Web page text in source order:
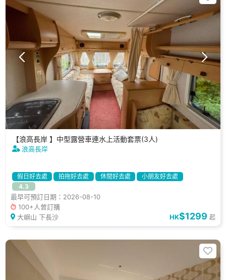
【浪高長岸 】中型露營車連水上活動套票(3人)
浪高長岸
假日好去處 拍拖好去處 休閒好去處
小朋友好去處
可帶寵物
4.3
最早可預訂日期：2026-08-10
100+人曾訂購
大嶼山 下長沙
HK$1299 起